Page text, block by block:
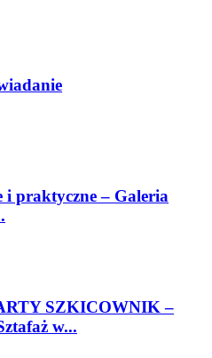
praktyczne – Galeria
SZKICOWNIK –
w...